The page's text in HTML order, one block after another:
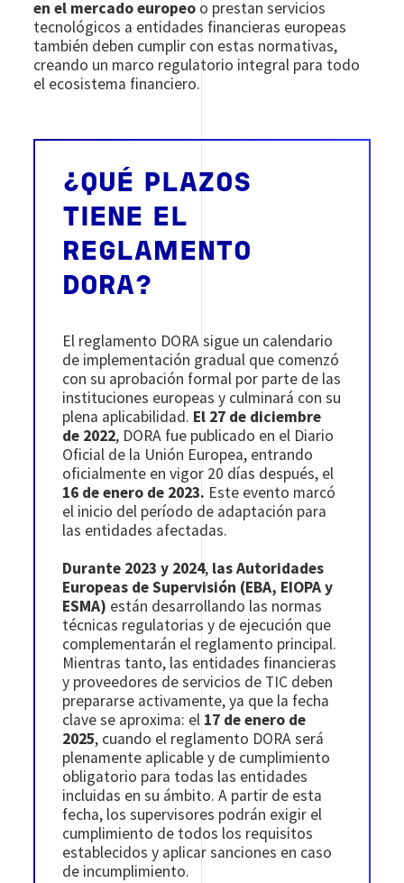
en el mercado europeo o prestan servicios
tecnológicos a entidades financieras europeas
también deben cumplir con estas normativas,
creando un marco regulatorio integral para todo
el ecosistema financiero.
¿QUÉ PLAZOS
TIENE EL
REGLAMENTO
DORA?
El reglamento DORA sigue un calendario
de implementación gradual que comenzó
con su aprobación formal por parte de las
instituciones europeas y culminará con su
plena aplicabilidad. El 27 de diciembre
de 2022, DORA fue publicado en el Diario
Oficial de la Unión Europea, entrando
oficialmente en vigor 20 días después, el
16 de enero de 2023. Este evento marcó
el inicio del período de adaptación para
las entidades afectadas.
Durante 2023 y 2024, las Autoridades
Europeas de Supervisión (EBA, EIOPA y
ESMA) están desarrollando las normas
técnicas regulatorias y de ejecución que
complementarán el reglamento principal.
Mientras tanto, las entidades financieras
y proveedores de servicios de TIC deben
prepararse activamente, ya que la fecha
clave se aproxima: el 17 de enero de
2025, cuando el reglamento DORA será
plenamente aplicable y de cumplimiento
obligatorio para todas las entidades
incluidas en su ámbito. A partir de esta
fecha, los supervisores podrán exigir el
cumplimiento de todos los requisitos
establecidos y aplicar sanciones en caso
de incumplimiento.